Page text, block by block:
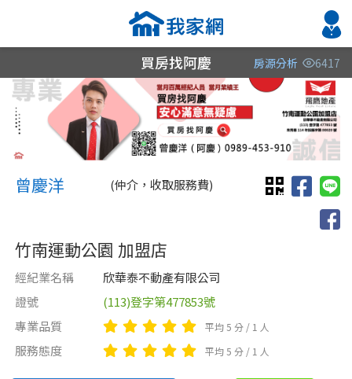
縣市
不限
新竹縣
區域
不限
不拘 電梯大樓 套房
縣市
不限
區域
不限
縣市
不限
區域
不限
不拘 整層住家 獨立套房
買房找阿慶 房源分析 6417
曾慶洋 曾慶洋 阿慶
曾慶洋 (仲介，收取服務費)
竹南運動公園 加盟店
經紀業名稱
欣華泰不動產有限公司
證號
(113)登字第477853號
專業品質
平均 5 分 / 1 人
服務態度 平均 5 分 / 1 人